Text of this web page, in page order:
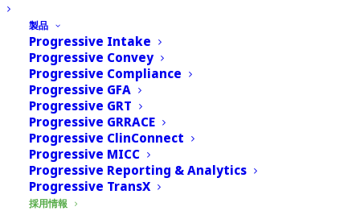
製品
Progressive Intake
Progressive Convey
Progressive Compliance
Progressive GFA
Progressive GRT
Progressive GRRACE
Progressive ClinConnect
Progressive MICC
Progressive Reporting & Analytics
Progressive TransX
採用情報
私たちは常に優れた仲間を
探しています。
一緒に成長したいと思う方
は、是非以下のフォームに
記入してお問い合わせくだ
さい。